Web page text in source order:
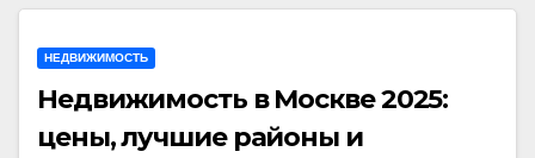
НЕДВИЖИМОСТЬ
Недвижимость в Москве 2025:
цены, лучшие районы и